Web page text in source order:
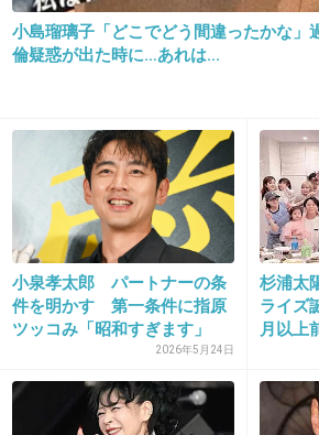
いいともで指原が喋り出すと
付くよね。
2013/05/28(火) 16:12:25
この子は、スキャンダルにも
てるとは思うけど…
もう、ピン芸人みたい。
顔もおばさんみたいだし。
センターって、格じゃない
てか、どうでもいいんですけ
小島瑠璃子「どこでどう間違ったかな」
倫疑惑が出た時に…あれは...
小泉孝太郎 パートナーの条
件を明かす 第一条件に指原
ツッコみ「昭和すぎます」
2026年5月24日
杉浦太
ライズ
月以上